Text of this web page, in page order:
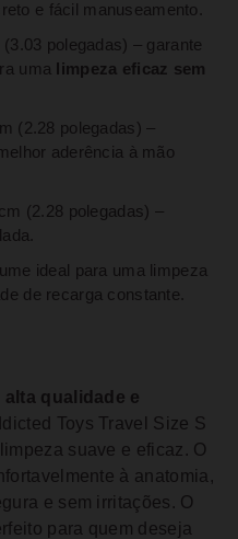
e fácil manuseamento.
polegadas) – garante
uma
limpeza eficaz sem
(2.28 polegadas) –
aderência à mão
(2.28 polegadas) –
ideal para uma limpeza
de recarga constante.
qualidade e
Toys Travel Size S
suave e eficaz. O
à anatomia,
e sem irritações. O
para quem deseja